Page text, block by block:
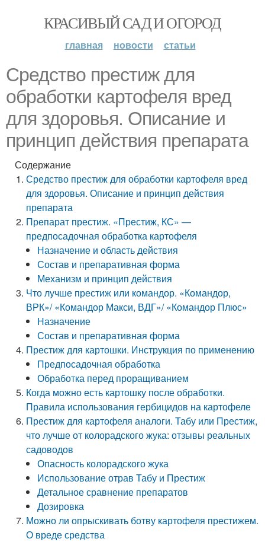
КРАСИВЫЙ САД И ОГОРОД
главная новости статьи
Средство престиж для
обработки картофеля вред
для здоровья. Описание и
принцип действия препарата
Содержание
Средство престиж для обработки картофеля вред
для здоровья. Описание и принцип действия
препарата
Препарат престиж. «Престиж, КС» —
предпосадочная обработка картофеля
Назначение и область действия
Состав и препаративная форма
Механизм и принцип действия
Что лучше престиж или командор. «Командор,
ВРК»/ «Командор Макси, ВДГ»/ «Командор Плюс»
Назначение
Состав и препаративная форма
Престиж для картошки. Инструкция по применению
Предпосадочная обработка
Обработка перед проращиванием
Когда можно есть картошку после обработки.
Правила использования гербицидов на картофеле
Престиж для картофеля аналоги. Табу или Престиж,
что лучше от колорадского жука: отзывы реальных
садоводов
Опасность колорадского жука
Использование отрав Табу и Престиж
Детальное сравнение препаратов
Дозировка
Можно ли опрыскивать ботву картофеля престижем.
О вреде средства